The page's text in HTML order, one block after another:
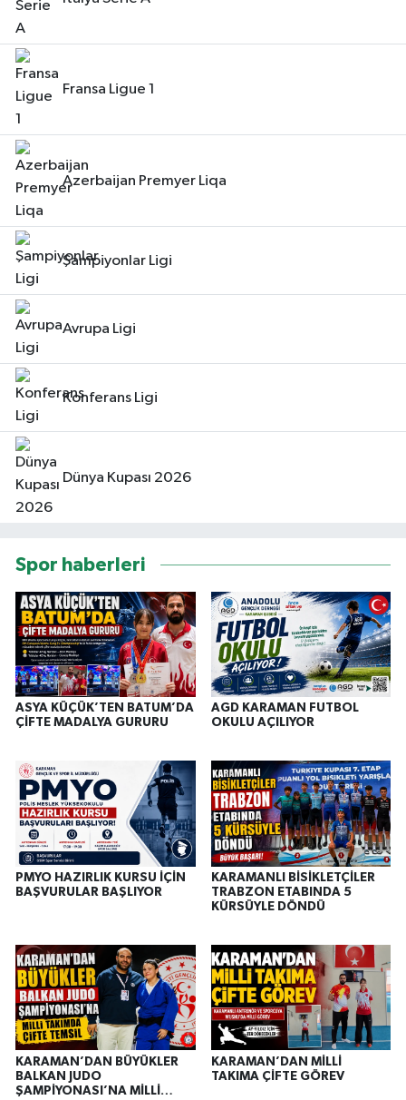
Fransa Ligue 1
Azerbaijan Premyer Liqa
Şampiyonlar Ligi
Avrupa Ligi
Konferans Ligi
Dünya Kupası 2026
Spor haberleri
ASYA KÜÇÜK’TEN BATUM’DA
ÇİFTE MADALYA GURURU
AGD KARAMAN FUTBOL
OKULU AÇILIYOR
PMYO HAZIRLIK KURSU İÇİN
BAŞVURULAR BAŞLIYOR
KARAMANLI BİSİKLETÇİLER
TRABZON ETABINDA 5
KÜRSÜYLE DÖNDÜ
KARAMAN’DAN BÜYÜKLER
BALKAN JUDO
ŞAMPİYONASI’NA MİLLİ
KARAMAN’DAN MİLLİ
TAKIMA ÇİFTE GÖREV